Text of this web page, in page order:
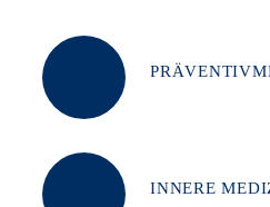
INNERE